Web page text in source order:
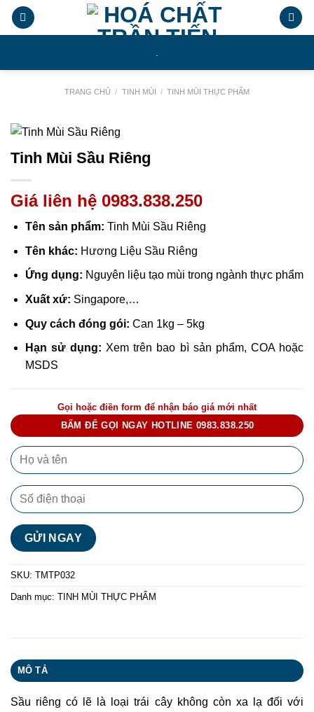
Chuyển
đến
TRANG CHỦ / TINH MÙI / TINH MÙI THỰC PHẨM
Tinh Mùi Sầu Riêng
Giá liên hệ 0983.838.250
Tên sản phẩm: Tinh Mùi Sầu Riêng
Tên khác: Hương Liệu Sầu Riêng
Ứng dụng: Nguyên liệu tạo mùi trong ngành thực phẩm
Xuất xứ: Singapore,…
Quy cách đóng gói: Can 1kg – 5kg
Hạn sử dụng: Xem trên bao bì sản phẩm, COA hoặc
MSDS
Gọi hoặc điền form để nhận báo giá mới nhất
BẤM ĐỂ GỌI NGAY HOTLINE 0983.838.250
SKU: TMTP032
Danh mục: TINH MÙI THỰC PHẨM
MÔ TẢ
Sầu riêng có lẽ là loại trái cây không còn xa lạ đối với